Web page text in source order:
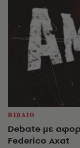
ΒΙΒΛΙΟ
Debate με
Federico Axat